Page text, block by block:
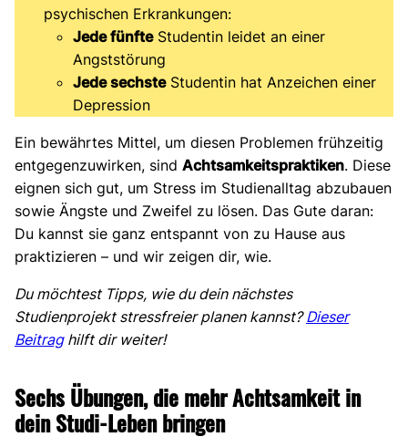
psychischen Erkrankungen:
Jede fünfteStudentin leidet an einer
Angststörung
Jede sechsteStudentin hat Anzeichen einer
Depression
Ein bewährtes Mittel, um diesen Problemen frühzeitig
entgegenzuwirken, sind Achtsamkeitspraktiken. Diese
eignen sich gut, um Stress im Studienalltag abzubauen
sowie Ängste und Zweifel zu lösen. Das Gute daran:
Du kannst sie ganz entspannt von zu Hause aus
praktizieren – und wir zeigen dir, wie.
Du möchtest Tipps, wie du dein nächstes
Studienprojekt stressfreier planen kannst?Dieser
Beitraghilft dir weiter!
Sechs Übungen, die mehr Achtsamkeit in
dein Studi-Leben bringen